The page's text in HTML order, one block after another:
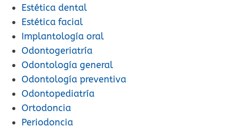
Estética dental
Estética facial
Implantología oral
Odontogeriatría
Odontología general
Odontología preventiva
Odontopediatría
Ortodoncia
Periodoncia